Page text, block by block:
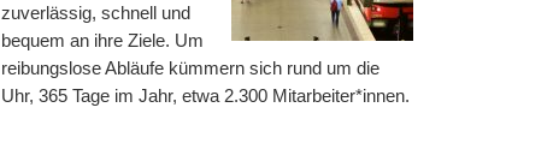
zuverlässig, schnell und
bequem an ihre Ziele. Um
reibungslose Abläufe kümmern sich rund um die
Uhr, 365 Tage im Jahr, etwa 2.300 Mitarbeiter*innen.